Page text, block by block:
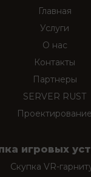
Главная
Услуги
О нас
Контакты
Партнеры
SERVER RUST
Проектирование
игровых
Скупка VR-